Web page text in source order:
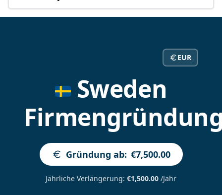
EUR
Sweden
Gründung ab: €7,500.00
Jährliche Verlängerung: €1,500.00 /Jahr